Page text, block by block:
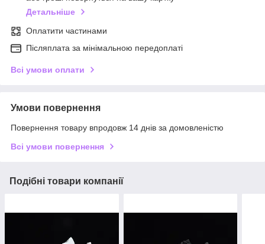
Детальніше
Оплатити частинами
Післяплата за мінімальною передоплаті
Всі умови оплати
Умови повернення
Повернення товару впродовж 14 днів за домовленістю
Всі умови повернення
Подібні товари компанії